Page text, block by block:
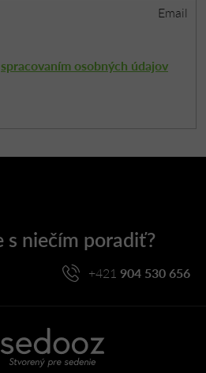
Email
spracovaním osobných údajov
+421 904 530 656